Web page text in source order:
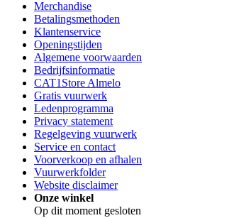
Merchandise
Betalingsmethoden
Klantenservice
Openingstijden
Algemene voorwaarden
Bedrijfsinformatie
CAT1Store Almelo
Gratis vuurwerk
Ledenprogramma
Privacy statement
Regelgeving vuurwerk
Service en contact
Voorverkoop en afhalen
Vuurwerkfolder
Website disclaimer
Onze winkel
Op dit moment gesloten